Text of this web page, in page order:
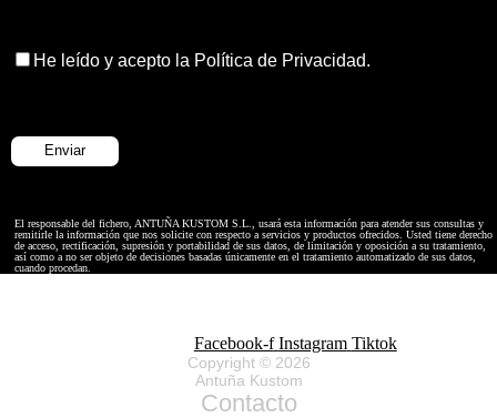
He leído y acepto la Política de Privacidad.
El responsable del fichero, ANTUÑA KUSTOM S.L., usará esta información para atender sus consultas y
remitirle la información que nos solicite con respecto a servicios y productos ofrecidos. Usted tiene derecho
de acceso, rectificación, supresión y portabilidad de sus datos, de limitación y oposición a su tratamiento,
así como a no ser objeto de decisiones basadas únicamente en el tratamiento automatizado de sus datos,
cuando procedan.
Facebook-f Instagram Tiktok
Copyright © 2026
Antuña Kustom
Contacto